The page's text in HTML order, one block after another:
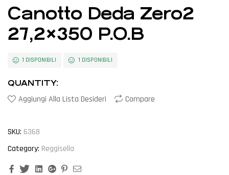
Canotto Deda Zero2
27,2×350 P.O.B
1 DISPONIBILI 1 DISPONIBILI
QUANTITY:
Aggiungi Alla Lista Desideri Compare
SKU: 6368
Category: Reggisella
FacebookTwitterLinkedinGoogle+Pinterest